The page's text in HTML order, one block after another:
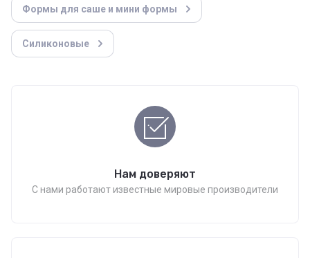
Формы для саше и мини формы
Силиконовые
Нам доверяют
С нами работают известные мировые производители